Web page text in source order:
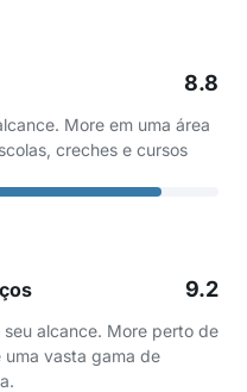
8.8
More em uma área
creches e cursos
9.2
alcance. More perto de
vasta gama de